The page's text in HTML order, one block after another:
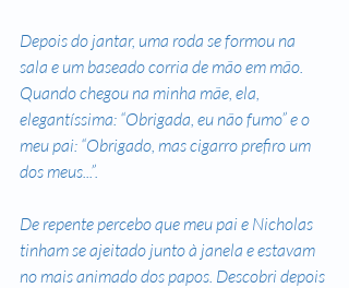
Depois do jantar, uma roda se formou na
sala e um baseado corria de mão em mão.
Quando chegou na minha mãe, ela,
elegantíssima: “Obrigada, eu não fumo” e o
meu pai: “Obrigado, mas cigarro prefiro um
dos meus...”.
De repente percebo que meu pai e Nicholas
tinham se ajeitado junto à janela e estavam
no mais animado dos papos. Descobri depois